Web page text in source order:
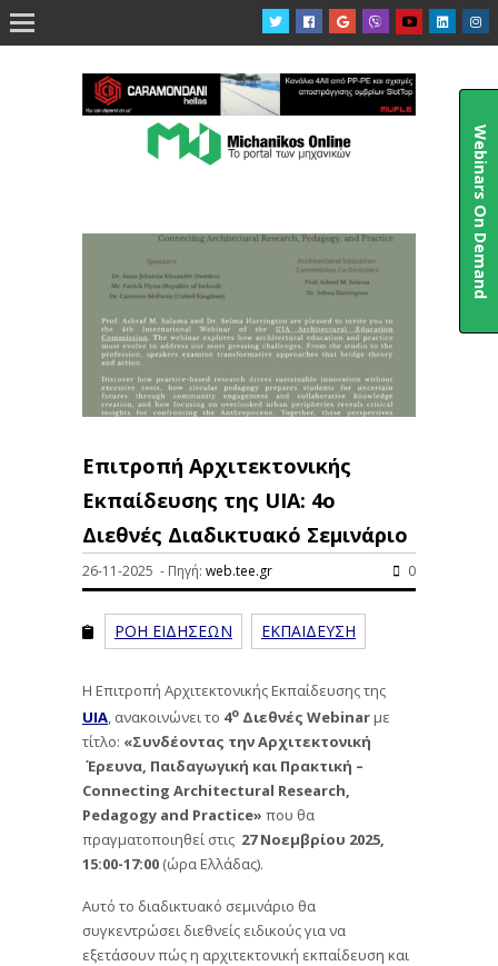

Επιτροπή Αρχιτεκτονικής
Εκπαίδευσης της UIA: 4ο
Διεθνές Διαδικτυακό Σεμινάριο
26-11-2025 - Πηγή: web.tee.gr 0
ΡΟΗ ΕΙΔΗΣΕΩΝ ΕΚΠΑΙΔΕΥΣΗ
Η Επιτροπή Αρχιτεκτονικής Εκπαίδευσης της
UIA, ανακοινώνει το 4ο Διεθνές Webinarμε
τίτλο: «Συνδέοντας την Αρχιτεκτονική
Έρευνα, Παιδαγωγική και Πρακτική –
Connecting Architectural Research,
Pedagogy and Practice» που θα
πραγματοποιηθεί στις 27 Νοεμβρίου 2025,
15:00-17:00 (ώρα Ελλάδας).
Αυτό το διαδικτυακό σεμινάριο θα
συγκεντρώσει διεθνείς ειδικούς για να
εξετάσουν πώς η αρχιτεκτονική εκπαίδευση και
Webinars On Demand